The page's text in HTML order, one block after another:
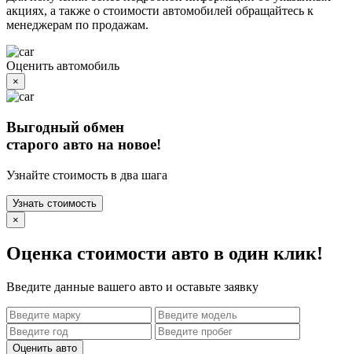
акциях, а также о стоимости автомобилей обращайтесь к
менеджерам по продажам.
Оценить автомобиль
×
Выгодный обмен
старого авто на новое!
Узнайте стоимость в два шага
Узнать стоимость
×
Оценка стоимости авто в один клик!
Введите данные вашего авто и оставьте заявку
Оценить авто